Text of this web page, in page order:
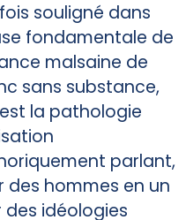
souligné dans
fondamentale de
malsaine de
sans substance,
la pathologie
parlant,
des hommes en un
idéologies